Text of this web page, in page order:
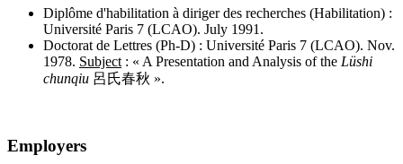
Diplôme d'habilitation à diriger des recherches (Habilitation) :
Université Paris 7 (LCAO). July 1991.
Doctorat de Lettres (Ph-D) : Université Paris 7 (LCAO). Nov.
1978. Subject : « A Presentation and Analysis of the Lüshi
chunqiu 呂氏春秋 ».
Employers